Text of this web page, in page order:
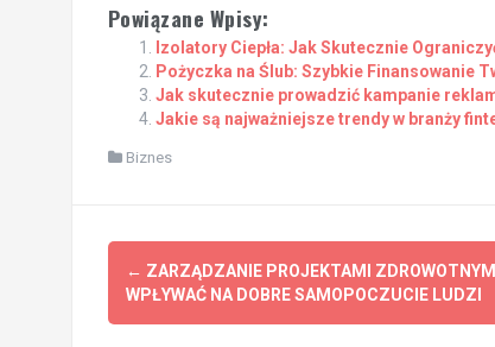
Powiązane Wpisy:
Izolatory Ciepła: Jak Skutecznie
Pożyczka na Ślub: Szybkie Finansowanie
Jak skutecznie prowadzić kampanie
Jakie są najważniejsze trendy w branży
Biznes
Post
navigation
← ZARZĄDZANIE PROJEKTAMI
WPŁYWAĆ NA DOBRE SAMOPOCZUCIE LUDZI